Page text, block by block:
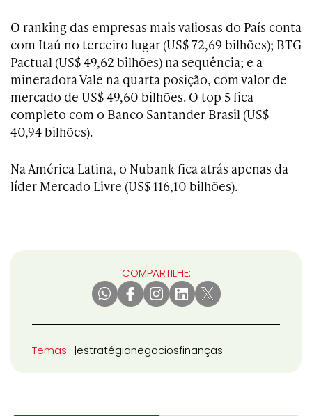
O ranking das empresas mais valiosas do País conta
com Itaú no terceiro lugar (US$ 72,69 bilhões); BTG
Pactual (US$ 49,62 bilhões) na sequência; e a
mineradora Vale na quarta posição, com valor de
mercado de US$ 49,60 bilhões. O top 5 fica
completo com o Banco Santander Brasil (US$
40,94 bilhões).
Na América Latina, o Nubank fica atrás apenas da
líder Mercado Livre (US$ 116,10 bilhões).
COMPARTILHE:
Temas estratégianegociosfinanças